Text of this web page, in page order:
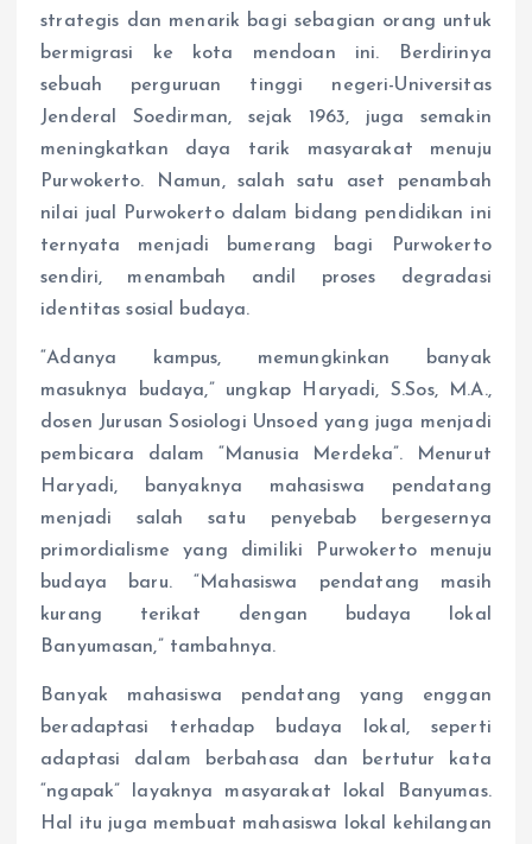
strategis dan menarik bagi sebagian orang untuk
bermigrasi ke kota mendoan ini. Berdirinya
sebuah perguruan tinggi negeri-Universitas
Jenderal Soedirman, sejak 1963, juga semakin
meningkatkan daya tarik masyarakat menuju
Purwokerto. Namun, salah satu aset penambah
nilai jual Purwokerto dalam bidang pendidikan ini
ternyata menjadi bumerang bagi Purwokerto
sendiri, menambah andil proses degradasi
identitas sosial budaya.
“Adanya kampus, memungkinkan banyak
masuknya budaya,” ungkap Haryadi, S.Sos, M.A.,
dosen Jurusan Sosiologi Unsoed yang juga menjadi
pembicara dalam “Manusia Merdeka”. Menurut
Haryadi, banyaknya mahasiswa pendatang
menjadi salah satu penyebab bergesernya
primordialisme yang dimiliki Purwokerto menuju
budaya baru. “Mahasiswa pendatang masih
kurang terikat dengan budaya lokal
Banyumasan,” tambahnya.
Banyak mahasiswa pendatang yang enggan
beradaptasi terhadap budaya lokal, seperti
adaptasi dalam berbahasa dan bertutur kata
“ngapak” layaknya masyarakat lokal Banyumas.
Hal itu juga membuat mahasiswa lokal kehilangan